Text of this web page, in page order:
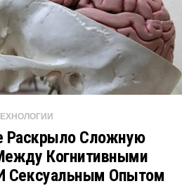
Раскрыло Сложную
Когнитивными
Сексуальным Опытом